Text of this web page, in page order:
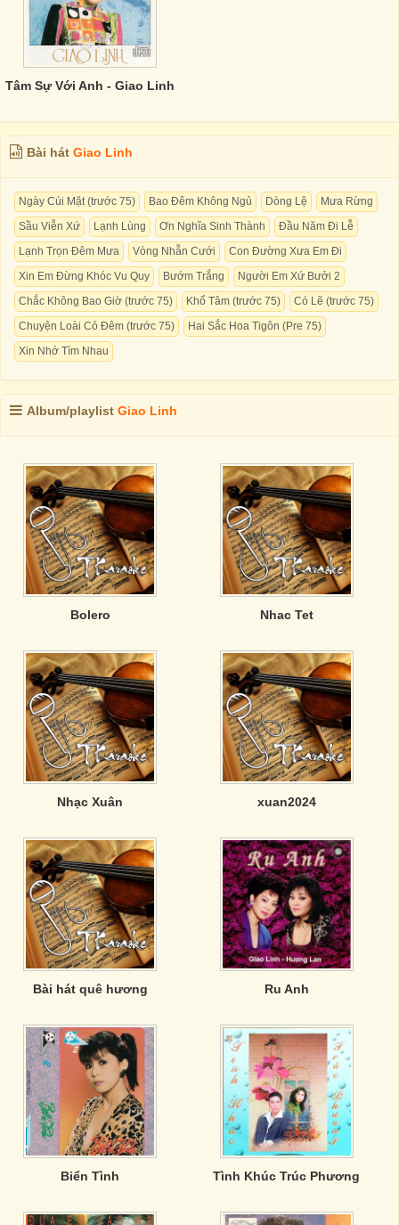
Tâm Sự Với Anh - Giao Linh
Bài hát Giao Linh
Ngày Cúi Mặt (trước 75) Bao Đêm Không Ngủ Dòng Lệ
Mưa Rừng
Sầu Viễn Xứ
Lạnh Lùng Ơn Nghĩa Sinh Thành
Đầu Năm Đi Lễ
Lạnh Trọn Đêm Mưa
Vòng Nhẫn Cưới
Con Đường Xưa Em Đi
Xin Em Đừng Khóc Vu Quy
Bướm Trắng
Người Em Xứ Bưởi 2
Chắc Không Bao Giờ (trước 75)
Khổ Tâm (trước 75)
Có Lẽ (trước 75)
Chuyện Loài Cỏ Đêm (trước 75)
Hai Sắc Hoa Tigôn (Pre 75)
Xin Nhớ Tìm Nhau
Album/playlist Giao Linh
Bolero Nhac Tet
Nhạc Xuân xuan2024
Bài hát quê hương Ru Anh
Biển Tình Tình Khúc Trúc Phương